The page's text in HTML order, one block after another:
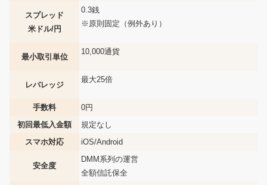
スプレッド
米ドル/円
0.3銭
※原則固定（例外あり）
最小取引単位
10,000通貨
レバレッジ
最大25倍
手数料
0円
初回最低入金額
規定なし
スマホ対応
iOS/Android
安全度
DMM系列の運営
全額信託保全